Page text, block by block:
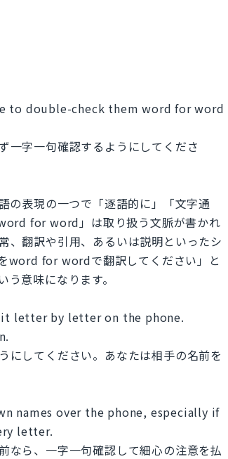
to double-check them word for word
一字一句確認するようにしてくださ
の表現の一つで「逐語的に」「文字通
for word」は取り扱う文脈が書かれ
、翻訳や引用、あるいは説明といったシ
word for wordで翻訳してください」と
意味になります。
letter by letter on the phone.
にしてください。あなたは相手の名前を
names over the phone, especially if
letter.
なら、一字一句確認して細心の注意を払